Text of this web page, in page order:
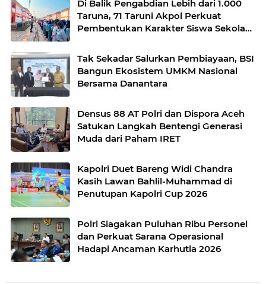
Di Balik Pengabdian Lebih dari 1.000
Taruna, 71 Taruni Akpol Perkuat
Pembentukan Karakter Siswa Sekolah
Tak Sekadar Salurkan Pembiayaan, BSI
Bangun Ekosistem UMKM Nasional
Bersama Danantara
Densus 88 AT Polri dan Dispora Aceh
Satukan Langkah Bentengi Generasi
Muda dari Paham IRET
Kapolri Duet Bareng Widi Chandra
Kasih Lawan Bahlil-Muhammad di
Penutupan Kapolri Cup 2026
Polri Siagakan Puluhan Ribu Personel
dan Perkuat Sarana Operasional
Hadapi Ancaman Karhutla 2026